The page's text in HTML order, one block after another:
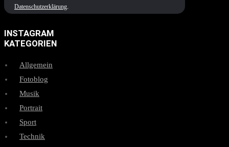
Datenschutzerklärung.
INSTAGRAM
KATEGORIEN
Allgemein
Fotoblog
Musik
Portrait
Sport
Technik